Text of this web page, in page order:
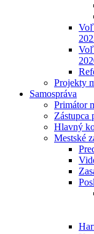
Projekty
Samospráva
Primátor
Zástupca
Hlavný
Mestské